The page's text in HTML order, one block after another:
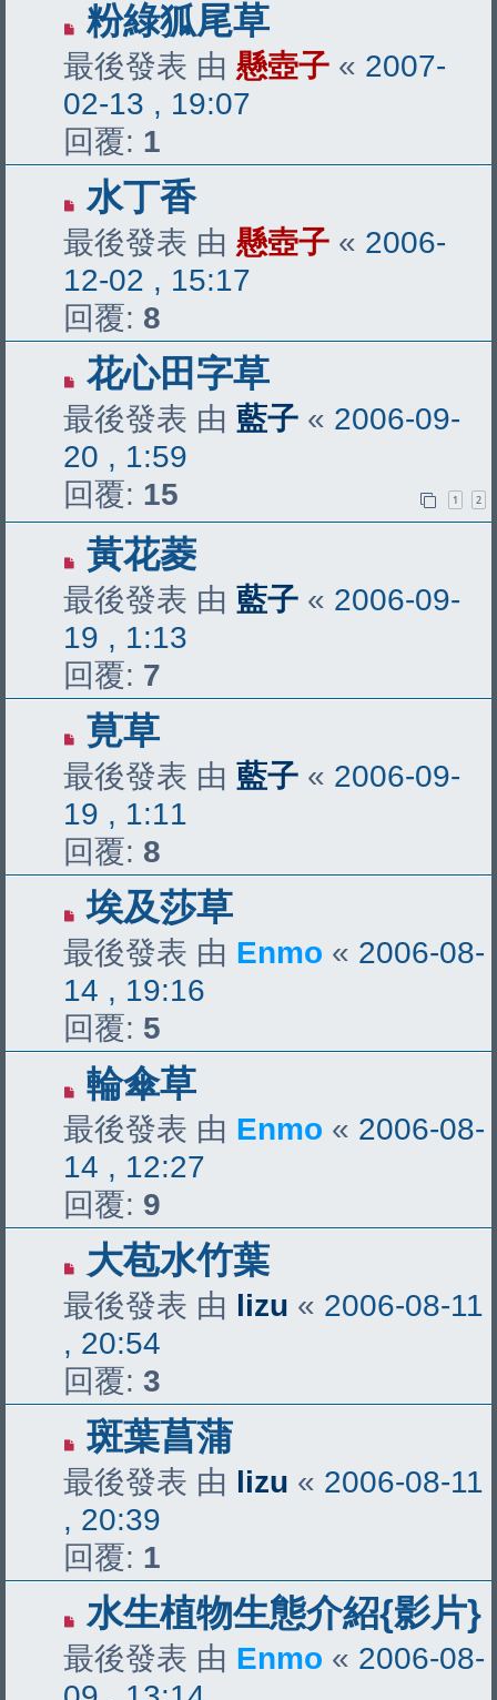
粉綠狐尾草
最後發表 由 懸壺子 « 2007-
02-13 , 19:07
回覆: 1
水丁香
最後發表 由 懸壺子 « 2006-
12-02 , 15:17
回覆: 8
花心田字草
最後發表 由 藍子 « 2006-09-
20 , 1:59
回覆: 15 1 2
黃花菱
最後發表 由 藍子 « 2006-09-
19 , 1:13
回覆: 7
莧草
最後發表 由 藍子 « 2006-09-
19 , 1:11
回覆: 8
埃及莎草
最後發表 由 Enmo « 2006-08-
14 , 19:16
回覆: 5
輪傘草
最後發表 由 Enmo « 2006-08-
14 , 12:27
回覆: 9
大苞水竹葉
最後發表 由 lizu « 2006-08-11
, 20:54
回覆: 3
斑葉菖蒲
最後發表 由 lizu « 2006-08-11
, 20:39
回覆: 1
水生植物生態介紹{影片}
最後發表 由 Enmo « 2006-08-